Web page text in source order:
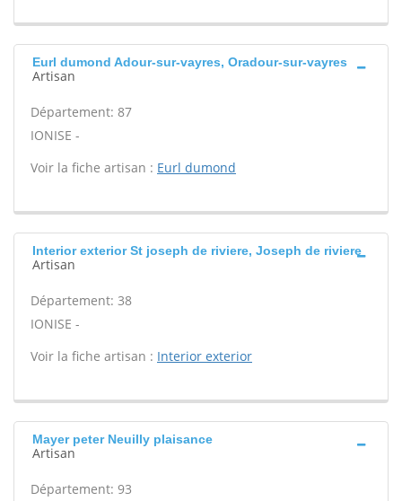
Eurl dumond Adour-sur-vayres, Oradour-sur-vayres
Artisan
Département: 87
IONISE -
Voir la fiche artisan : Eurl dumond
Interior exterior St joseph de riviere, Joseph de riviere
Artisan
Département: 38
IONISE -
Voir la fiche artisan : Interior exterior
Mayer peter Neuilly plaisance
Artisan
Département: 93